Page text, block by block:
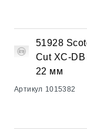
51928
Cut XC-
22 мм
Артикул 1015382